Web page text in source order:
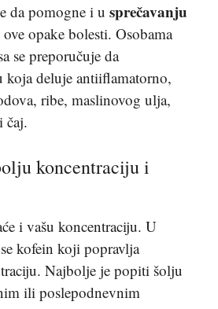
da pomogne i u sprečavanju
ove opake bolesti. Osobama
se preporučuje da
koja deluje antiiflamatorno,
ribe, maslinovog ulja,
čaj.
koncentraciju i
i vašu koncentraciju. U
kofein koji popravlja
Najbolje je popiti šolju
ili poslepodnevnim